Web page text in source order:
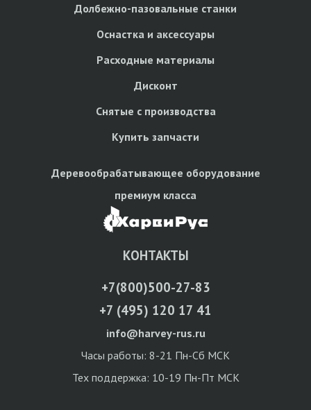
Долбежно-пазовальные станки
Оснастка и аксессуары
Расходные материалы
Дисконт
Снятые с производства
Купить запчасти
Деревообрабатывающее оборудование
премиум класса
КОНТАКТЫ
+7(800)500-27-83
+7 (495) 120 17 41
info@harvey-rus.ru
Часы работы: 8-21 Пн-Сб МСК
Тех поддержка: 10-19 Пн-Пт МСК